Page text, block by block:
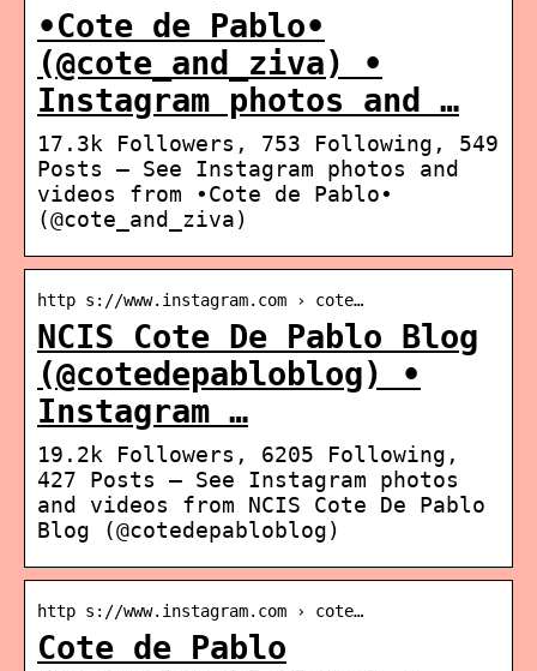
•Cote de Pablo•
(@cote_and_ziva) •
Instagram photos and …
17.3k Followers, 753 Following, 549
Posts – See Instagram photos and
videos from •Cote de Pablo•
(@cote_and_ziva)
http s://www.instagram.com › cote…
NCIS Cote De Pablo Blog
(@cotedepabloblog) •
Instagram …
19.2k Followers, 6205 Following,
427 Posts – See Instagram photos
and videos from NCIS Cote De Pablo
Blog (@cotedepabloblog)
http s://www.instagram.com › cote…
Cote de Pablo